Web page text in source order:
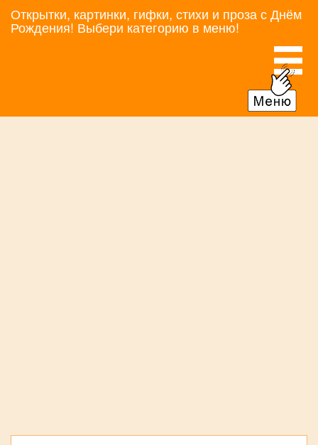
Открытки, картинки, гифки, стихи и проза с Днём
Рождения! Выбери категорию в меню!